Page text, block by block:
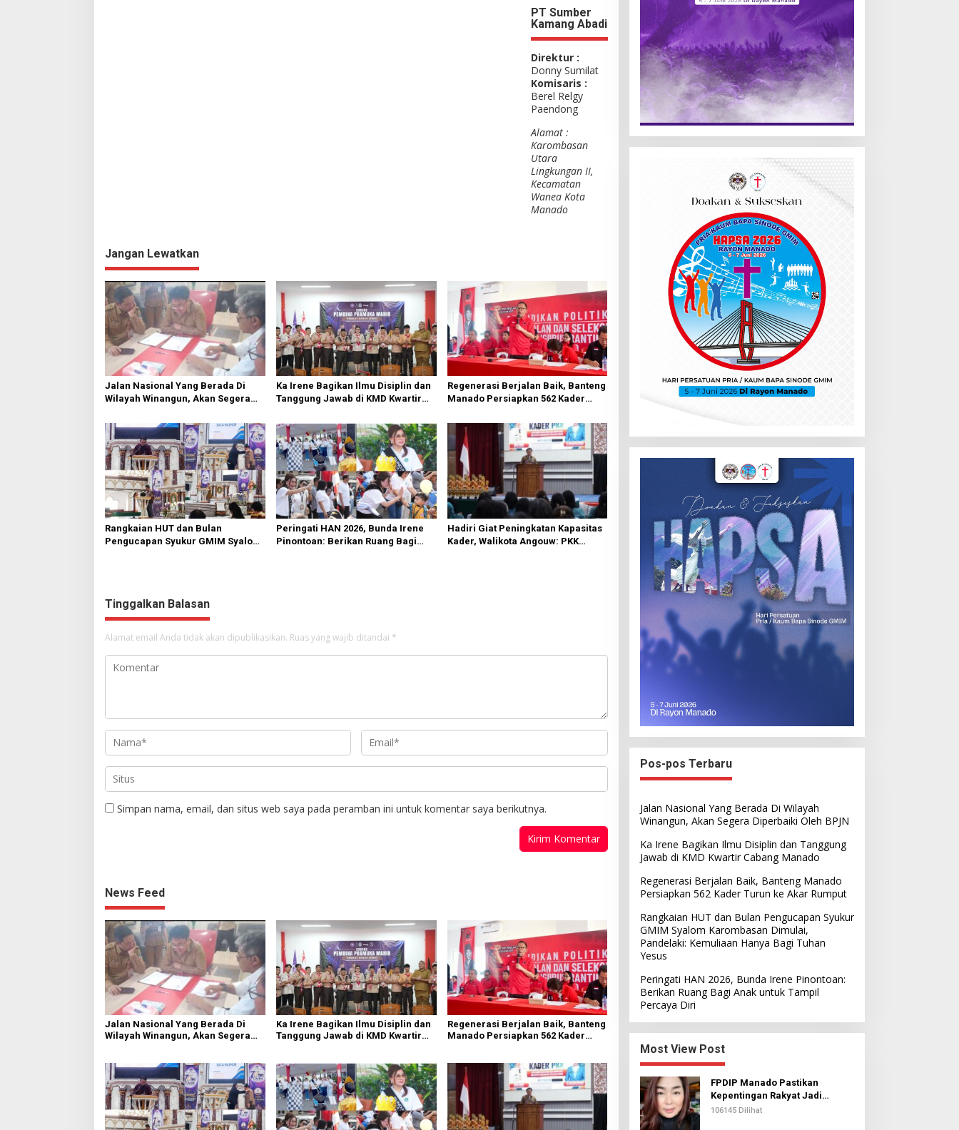
PT Sumber
Kamang Abadi
Direktur :
Donny Sumilat
Komisaris :
Berel Relgy
Paendong
Alamat :
Karombasan
Utara
Lingkungan II,
Kecamatan
Wanea Kota
Manado
Jangan Lewatkan
Jalan Nasional Yang Berada Di
Wilayah Winangun, Akan Segera
Ka Irene Bagikan Ilmu Disiplin dan
Tanggung Jawab di KMD Kwartir
Regenerasi Berjalan Baik, Banteng
Manado Persiapkan 562 Kader
Rangkaian HUT dan Bulan
Pengucapan Syukur GMIM Syalom
Peringati HAN 2026, Bunda Irene
Pinontoan: Berikan Ruang Bagi
Hadiri Giat Peningkatan Kapasitas
Kader, Walikota Angouw: PKK
Tinggalkan Balasan
Alamat email Anda tidak akan dipublikasikan. Ruas yang wajib ditandai *
Simpan nama, email, dan situs web saya pada peramban ini untuk komentar saya berikutnya.
News Feed
Jalan Nasional Yang Berada Di
Wilayah Winangun, Akan Segera
Ka Irene Bagikan Ilmu Disiplin dan
Tanggung Jawab di KMD Kwartir
Regenerasi Berjalan Baik, Banteng
Manado Persiapkan 562 Kader
Pos-pos Terbaru
Jalan Nasional Yang Berada Di Wilayah
Winangun, Akan Segera Diperbaiki Oleh BPJN
Ka Irene Bagikan Ilmu Disiplin dan Tanggung
Jawab di KMD Kwartir Cabang Manado
Regenerasi Berjalan Baik, Banteng Manado
Persiapkan 562 Kader Turun ke Akar Rumput
Rangkaian HUT dan Bulan Pengucapan Syukur
GMIM Syalom Karombasan Dimulai,
Pandelaki: Kemuliaan Hanya Bagi Tuhan
Yesus
Peringati HAN 2026, Bunda Irene Pinontoan:
Berikan Ruang Bagi Anak untuk Tampil
Percaya Diri
Most View Post
FPDIP Manado Pastikan
Kepentingan Rakyat Jadi
Prioritas Dalam Perjuangan
106145 Dilihat